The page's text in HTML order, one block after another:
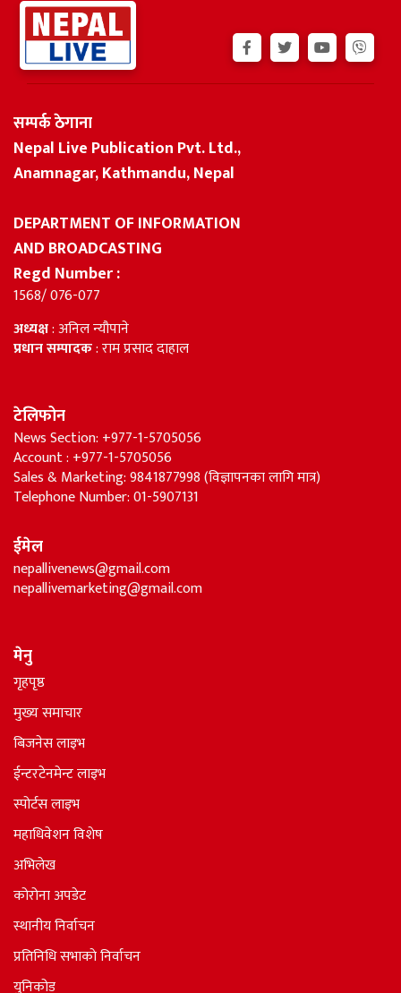
सम्पर्क ठेगाना
Nepal Live Publication Pvt. Ltd.,
Anamnagar, Kathmandu, Nepal
DEPARTMENT OF INFORMATION
AND BROADCASTING
Regd Number :
1568/ 076-077
अध्यक्ष: अनिल न्यौपाने
प्रधान सम्पादक: राम प्रसाद दाहाल
टेलिफोन
News Section: +977-1-5705056
Account : +977-1-5705056
Sales & Marketing: 9841877998 (विज्ञापनका लागि मात्र)
Telephone Number: 01-5907131
ईमेल
nepallivenews@gmail.com
nepallivemarketing@gmail.com
मेनु
गृहपृष्ठ
मुख्य समाचार
बिजनेस लाइभ
ईन्टरटेनमेन्ट लाइभ
स्पोर्टस लाइभ
महाधिवेशन विशेष
अभिलेख
कोरोना अपडेट
स्थानीय निर्वाचन
प्रतिनिधि सभाकाे निर्वाचन
युनिकोड